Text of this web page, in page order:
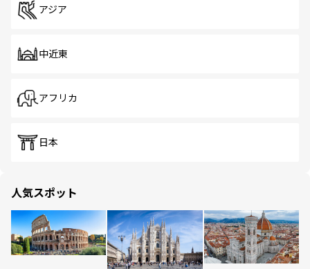
アジア
中近東
アフリカ
日本
人気スポット